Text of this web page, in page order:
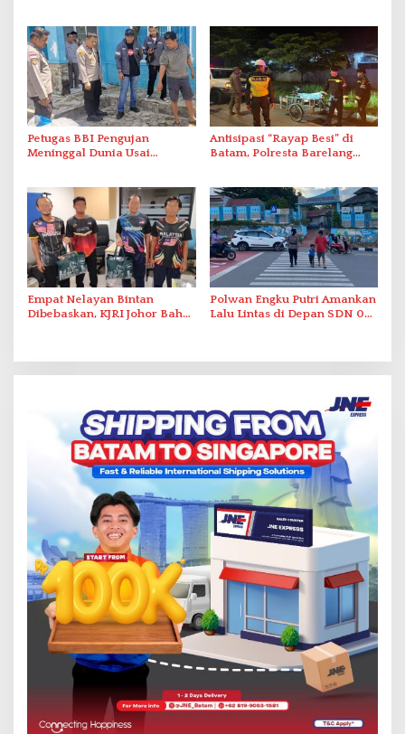
Petugas BBI Pengujan
Meninggal Dunia Usai
Antisipasi “Rayap Besi” di
Batam, Polresta Barelang
Empat Nelayan Bintan
Dibebaskan, KJRI Johor Bahru
Polwan Engku Putri Amankan
Lalu Lintas di Depan SDN 001